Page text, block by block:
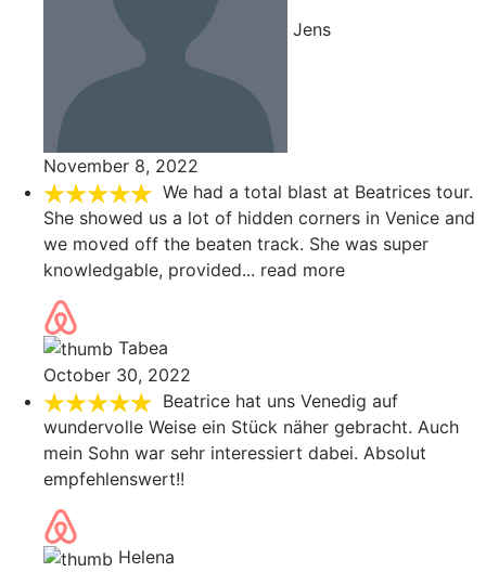
Jens
November 8, 2022
We had a total blast at Beatrices tour.
She showed us a lot of hidden corners in Venice and
we moved off the beaten track. She was super
knowledgable, provided... read more
Tabea
October 30, 2022
Beatrice hat uns Venedig auf
wundervolle Weise ein Stück näher gebracht. Auch
mein Sohn war sehr interessiert dabei. Absolut
empfehlenswert!!
Helena